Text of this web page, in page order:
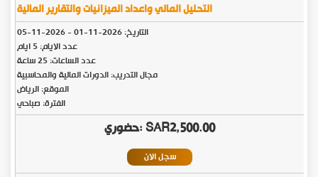
التحليل المالي واعداد الميزانيات والتقارير المالية
التاريخ:2026-11-01
-
2026-11-05
عدد الايام: 5 ايام
عدد الساعات: 25 ساعة
مجال التدريب: الدورات المالية والمحاسبية
الموقع: الرياض
الفترة: صباحي
SAR2,500.00
سجل الان